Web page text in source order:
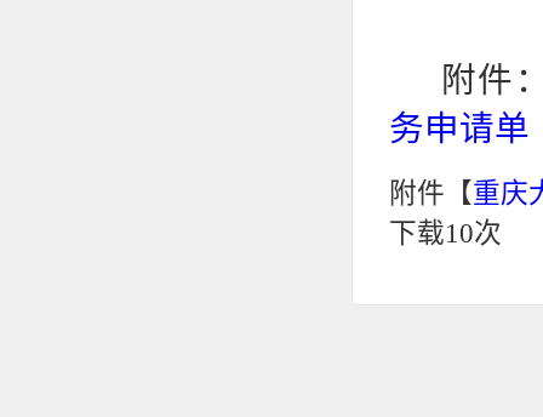
附件
务申请单
附件【重庆
下载10次